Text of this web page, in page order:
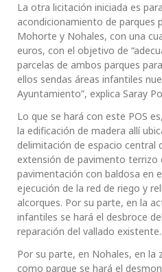
La otra licitación iniciada es
acondicionamiento de parques
Mohorte y Nohales, con una
euros, con el objetivo de
parcelas de ambos parques
ellos sendas áreas infantiles
Ayuntamiento”, explica Saray
Lo que se hará con este POS
la edificación de madera allí
delimitación de espacio central
extensión de pavimento terrizo
pavimentación con baldosa en
ejecución de la red de riego y
alcorques. Por su parte, en la
infantiles se hará el desbroce
reparación del vallado existente.
Por su parte, en Nohales, en la
como parque se hará el